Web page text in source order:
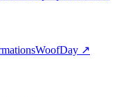
WoofDay ↗